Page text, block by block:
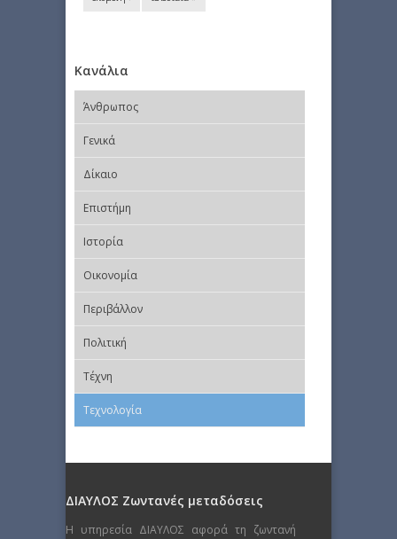
Κανάλια
Άνθρωπος
Γενικά
Δίκαιο
Επιστήμη
Ιστορία
Οικονομία
Περιβάλλον
Πολιτική
Τέχνη
Τεχνολογία
ΔΙΑΥΛΟΣ Ζωντανές μεταδόσεις
Η υπηρεσία ΔΙΑΥΛΟΣ αφορά τη ζωντανή